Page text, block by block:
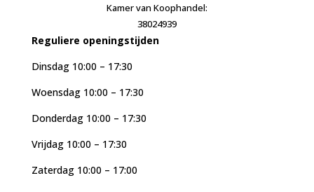
Kamer van Koophandel:
38024939
Reguliere openingstijden
Dinsdag 10:00 – 17:30
Woensdag 10:00 – 17:30
Donderdag 10:00 – 17:30
Vrijdag 10:00 – 17:30
Zaterdag 10:00 – 17:00